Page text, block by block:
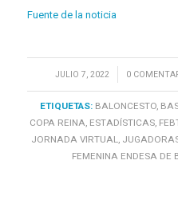
Fuente de la noticia
JULIO 7, 2022
/ 0 /
ETIQUETAS: BALONCESTO,
COPA REINA, ESTADÍSTICAS,
JORNADA VIRTUAL,
FEMENINA ENDESA DE